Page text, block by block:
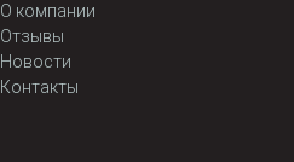
О компании
Отзывы
Новости
Контакты